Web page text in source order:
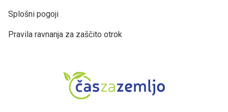
Splošni pogoji
Pravila ravnanja za zaščito otrok